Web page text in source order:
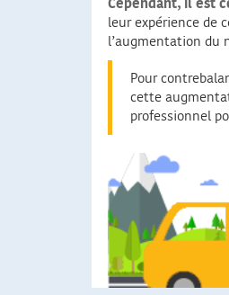
Cependant, il est
leur expérience de
l’augmentation du
Pour
cette
professionnel